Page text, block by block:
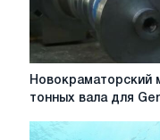
Новокраматорский
два
Новокраматорский
тонных вала для